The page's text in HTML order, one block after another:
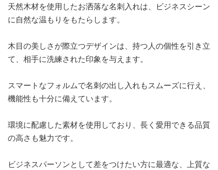
天然木材を使用したお洒落な名刺入れは、ビジネスシーン
に自然な温もりをもたらします。
木目の美しさが際立つデザインは、持つ人の個性を引き立
て、相手に洗練された印象を与えます。
スマートなフォルムで名刺の出し入れもスムーズに行え、
機能性も十分に備えています。
環境に配慮した素材を使用しており、長く愛用できる品質
の高さも魅力です。
ビジネスパーソンとして差をつけたい方に最適な、上質な